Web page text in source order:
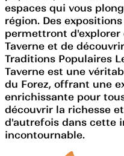
espaces qui vous
région. Des
permettront d'explorer
Taverne et de
Traditions Populaires
Taverne est une
du Forez, offrant une
enrichissante pour
découvrir la richesse
d'autrefois dans cette
incontournable.